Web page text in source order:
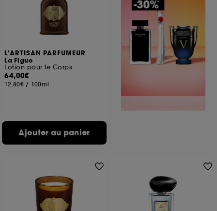
L'ARTISAN PARFUMEUR
La Figue
Lotion pour le Corps
64,00€
12,80€ / 100ml
Ajouter au panier